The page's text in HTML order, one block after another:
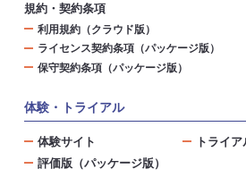
規約・契約条項
利用規約（クラウド版）
ライセンス契約条項（パッケージ版）
保守契約条項（パッケージ版）
体験・トライアル
体験サイト
トライ
評価版（パッケージ版）